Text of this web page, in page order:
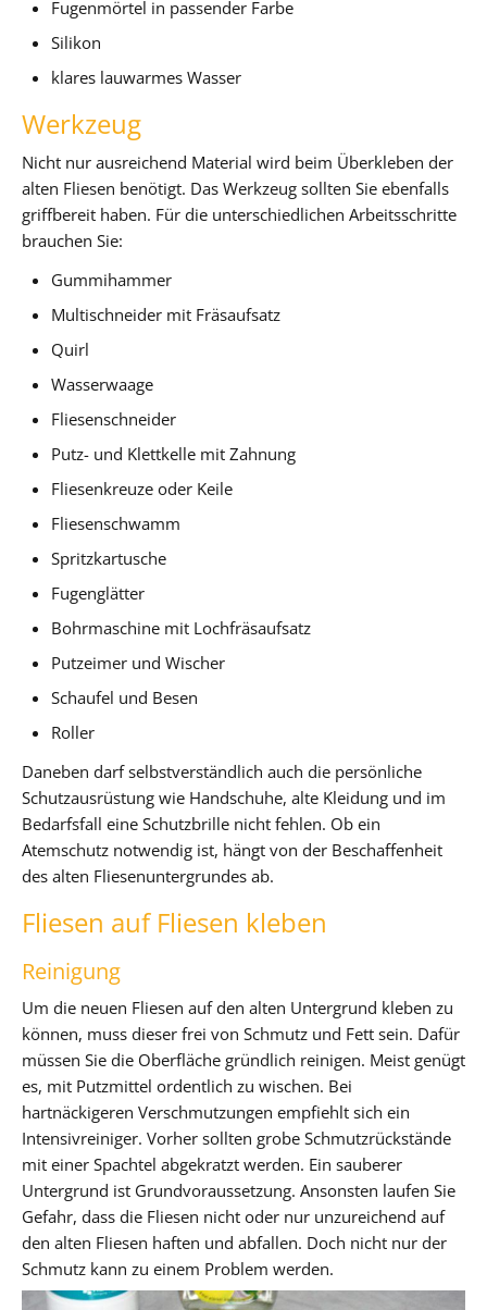
Fugenmörtel in passender Farbe
Silikon
klares lauwarmes Wasser
Werkzeug
Nicht nur ausreichend Material wird beim Überkleben der
alten Fliesen benötigt. Das Werkzeug sollten Sie ebenfalls
griffbereit haben. Für die unterschiedlichen Arbeitsschritte
brauchen Sie:
Gummihammer
Multischneider mit Fräsaufsatz
Quirl
Wasserwaage
Fliesenschneider
Putz- und Klettkelle mit Zahnung
Fliesenkreuze oder Keile
Fliesenschwamm
Spritzkartusche
Fugenglätter
Bohrmaschine mit Lochfräsaufsatz
Putzeimer und Wischer
Schaufel und Besen
Roller
Daneben darf selbstverständlich auch die persönliche
Schutzausrüstung wie Handschuhe, alte Kleidung und im
Bedarfsfall eine Schutzbrille nicht fehlen. Ob ein
Atemschutz notwendig ist, hängt von der Beschaffenheit
des alten Fliesenuntergrundes ab.
Fliesen auf Fliesen kleben
Reinigung
Um die neuen Fliesen auf den alten Untergrund kleben zu
können, muss dieser frei von Schmutz und Fett sein. Dafür
müssen Sie die Oberfläche gründlich reinigen. Meist genügt
es, mit Putzmittel ordentlich zu wischen. Bei
hartnäckigeren Verschmutzungen empfiehlt sich ein
Intensivreiniger. Vorher sollten grobe Schmutzrückstände
mit einer Spachtel abgekratzt werden. Ein sauberer
Untergrund ist Grundvoraussetzung. Ansonsten laufen Sie
Gefahr, dass die Fliesen nicht oder nur unzureichend auf
den alten Fliesen haften und abfallen. Doch nicht nur der
Schmutz kann zu einem Problem werden.